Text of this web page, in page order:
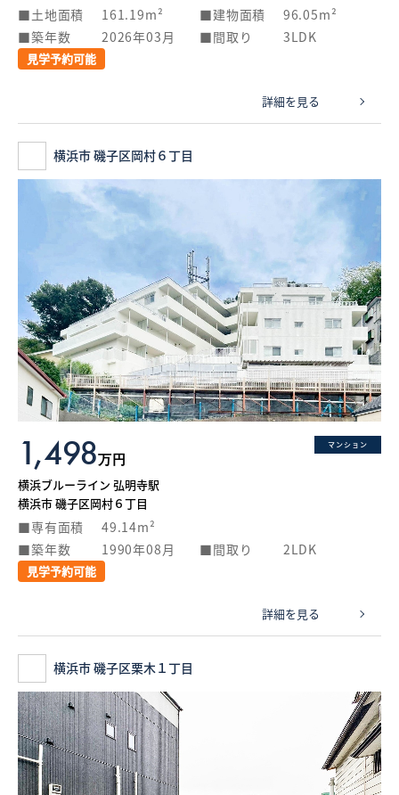
土地面積 161.19m² 建物面積
96.05m²
築年数
2026年03月 間取り 3LDK
見学予約可能
詳細を見る
横浜市 磯子区岡村６丁目
マンション
1,498万円
横浜ブルーライン 弘明寺駅
横浜市 磯子区岡村６丁目
専有面積
49.14m²
築年数
1990年08月 間取り 2LDK
見学予約可能
詳細を見る
横浜市 磯子区栗木１丁目